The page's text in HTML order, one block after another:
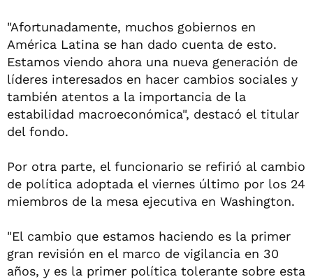
"Afortunadamente, muchos gobiernos en
América Latina se han dado cuenta de esto.
Estamos viendo ahora una nueva generación de
líderes interesados en hacer cambios sociales y
también atentos a la importancia de la
estabilidad macroeconómica", destacó el titular
del fondo.
Por otra parte, el funcionario se refirió al cambio
de política adoptada el viernes último por los 24
miembros de la mesa ejecutiva en Washington.
"El cambio que estamos haciendo es la primer
gran revisión en el marco de vigilancia en 30
años, y es la primer política tolerante sobre esta